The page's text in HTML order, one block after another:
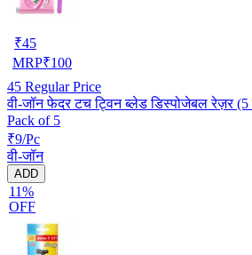
₹45
MRP₹100
45 Regular Price
वी-जॉन फेदर टच ट्विन ब्लेड डिस्पोजेबल रेज़र
Pack of 5
₹9/Pc
वी-जॉन
ADD
11%
OFF